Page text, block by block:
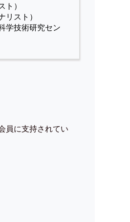
ト）
リスト）
学技術研究セン
員に支持されてい